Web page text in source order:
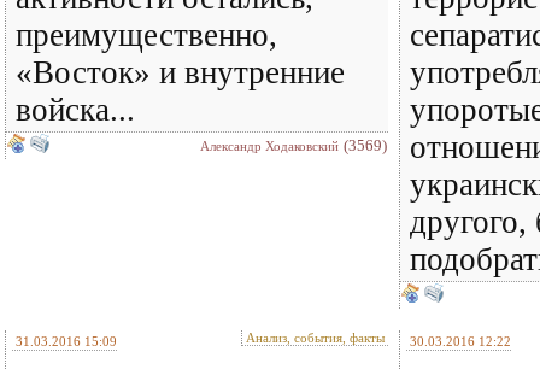
преимущественно,
«Восток» и внутренние
войска...
Александр Ходаковский (3569)
другого,
31.03.2016 15:09 Анализ, события, факты 30.03.2016 12:22